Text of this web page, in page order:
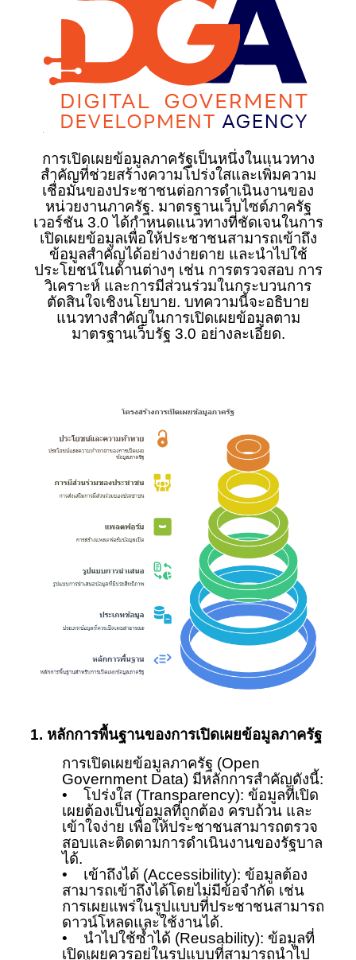
การเปิดเผยข้อมูลภาครัฐเป็นหนึ่งในแนวทาง
สำคัญที่ช่วยสร้างความโปร่งใสและเพิ่มความ
เชื่อมั่นของประชาชนต่อการดำเนินงานของ
หน่วยงานภาครัฐ. มาตรฐานเว็บไซต์ภาครัฐ
เวอร์ชัน 3.0 ได้กำหนดแนวทางที่ชัดเจนในการ
เปิดเผยข้อมูลเพื่อให้ประชาชนสามารถเข้าถึง
ข้อมูลสำคัญได้อย่างง่ายดาย และนำไปใช้
ประโยชน์ในด้านต่างๆ เช่น การตรวจสอบ การ
วิเคราะห์ และการมีส่วนร่วมในกระบวนการ
ตัดสินใจเชิงนโยบาย. บทความนี้จะอธิบาย
แนวทางสำคัญในการเปิดเผยข้อมูลตาม
มาตรฐานเว็บรัฐ 3.0 อย่างละเอียด.
1. หลักการพื้นฐานของการเปิดเผยข้อมูลภาครัฐ
การเปิดเผยข้อมูลภาครัฐ (Open
Government Data) มีหลักการสำคัญดังนี้:
• โปร่งใส (Transparency): ข้อมูลที่เปิด
เผยต้องเป็นข้อมูลที่ถูกต้อง ครบถ้วน และ
เข้าใจง่าย เพื่อให้ประชาชนสามารถตรวจ
สอบและติดตามการดำเนินงานของรัฐบาล
ได้.
• เข้าถึงได้ (Accessibility): ข้อมูลต้อง
สามารถเข้าถึงได้โดยไม่มีข้อจำกัด เช่น
การเผยแพร่ในรูปแบบที่ประชาชนสามารถ
ดาวน์โหลดและใช้งานได้.
• นำไปใช้ซ้ำได้ (Reusability): ข้อมูลที่
เปิดเผยควรอยู่ในรูปแบบที่สามารถนำไป